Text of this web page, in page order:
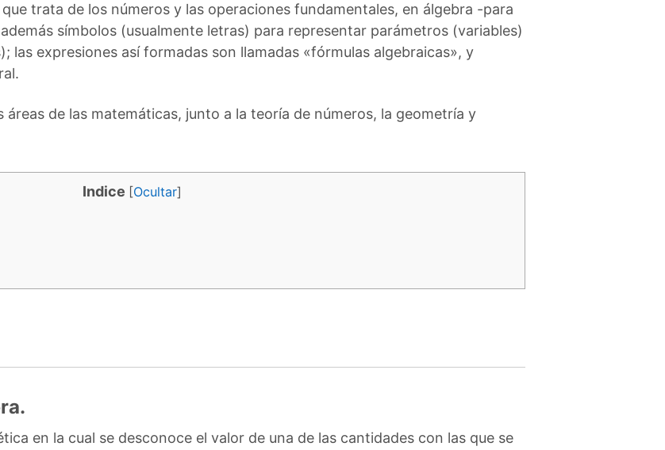
trata de los números y las operaciones fundamentales, en álgebra -para
símbolos (usualmente letras) para representar parámetros (variables)
las expresiones así formadas son llamadas «fórmulas algebraicas», y
de las matemáticas, junto a la teoría de números, la geometría y
Indice [Ocultar]
en la cual se desconoce el valor de una de las cantidades con las que se